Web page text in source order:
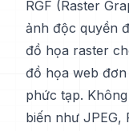
RGF (Raster
ảnh độc quyền
đồ họa raster
đồ họa web
phức tạp.
biến như JPEG,